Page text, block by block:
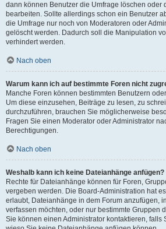
dann können Benutzer die Umfrage löschen oder
bearbeiten. Sollte allerdings schon ein Benutzer
die Umfrage nur noch von Moderatoren oder
gelöscht werden. Dadurch soll die Manipulation
verhindert werden.
Nach oben
Warum kann ich auf bestimmte Foren nicht
Manche Foren können bestimmten Benutzern
Um diese einzusehen, Beiträge zu lesen, zu
durchzuführen, brauchen Sie möglicherweise
Fragen Sie einen Moderator oder Administrator
Berechtigungen.
Nach oben
Weshalb kann ich keine Dateianhänge anfügen?
Rechte für Dateianhänge können für Foren,
vergeben werden. Die Board-Administration hat
erlaubt, Dateianhänge in dem Forum anzufügen,
verfassen möchten, oder nur bestimmte Gruppen
Sie können einen Administrator kontaktieren, falls